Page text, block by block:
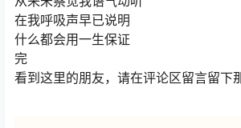
在我呼吸声早已说明
什么都会用一生保证
完
看到这里的朋友，请在评论区留言留下